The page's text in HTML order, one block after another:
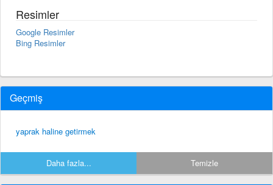
Resimler
Google Resimler
Bing Resimler
Geçmiş
yaprak haline getirmek
Daha fazla... Temizle